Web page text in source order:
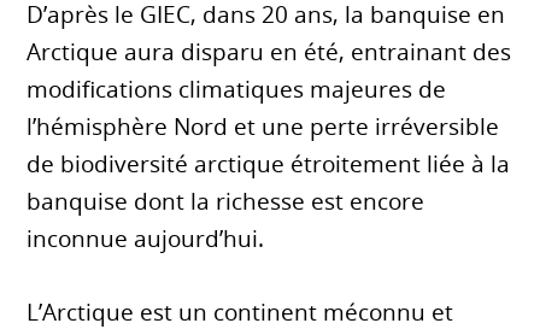
D’après le GIEC, dans 20 ans, la banquise en
Arctique aura disparu en été, entrainant des
modifications climatiques majeures de
l’hémisphère Nord et une perte irréversible
de biodiversité arctique étroitement liée à la
banquise dont la richesse est encore
inconnue aujourd’hui.
L’Arctique est un continent méconnu et